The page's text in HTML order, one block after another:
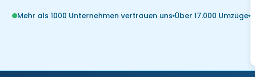
Mehr als 1000 Unternehmen vertrauen uns Über 17.000 Umzüge